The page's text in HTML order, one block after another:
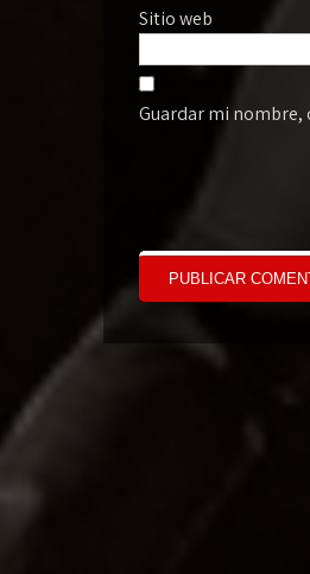
Sitio web
Guardar mi nombre,